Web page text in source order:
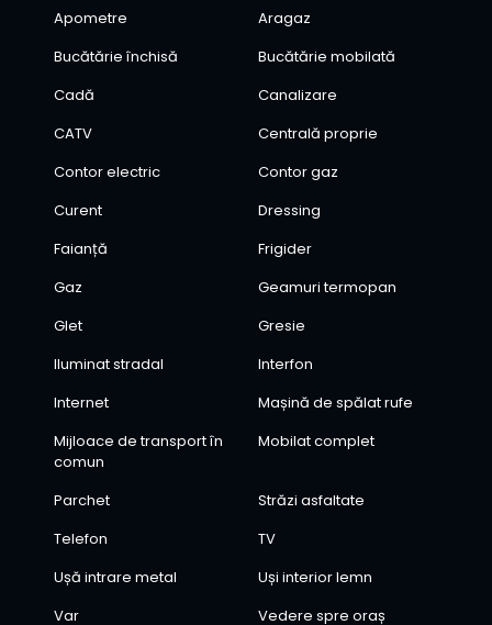
Apometre
Aragaz
Bucătărie închisă
Bucătărie mobilată
Cadă
Canalizare
CATV
Centrală proprie
Contor electric
Contor gaz
Curent
Dressing
Faianță
Frigider
Gaz
Geamuri termopan
Glet
Gresie
Iluminat stradal
Interfon
Internet
Mașină de spălat rufe
Mijloace de transport în
comun
Mobilat complet
Parchet
Străzi asfaltate
Telefon
TV
Ușă intrare metal
Uși interior lemn
Var
Vedere spre oraș